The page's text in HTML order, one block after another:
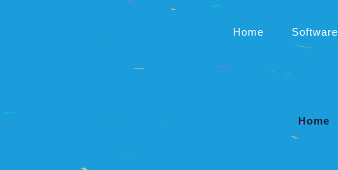
Home Software
Home